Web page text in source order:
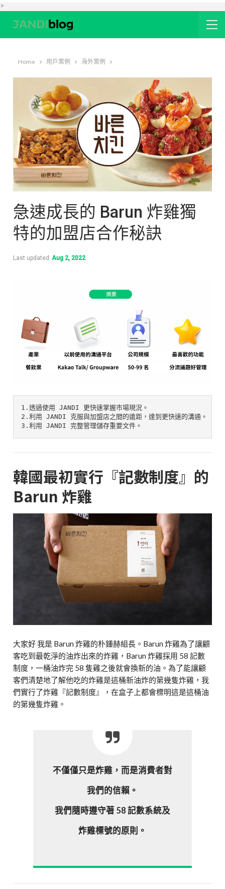
>
Home 用戶案例 海外案例
急速成長的 Barun 炸雞獨
特的加盟店合作秘訣
Last updated Aug 2, 2022
2.利用 JANDI 克服與加盟店之間的遠距，達到更快速的溝通。
3.利用 JANDI 完整管理儲存重要文件。
韓國最初實行『記數制度』的
Barun 炸雞
大家好 我是 Barun 炸雞的朴鍾赫組長。Barun 炸雞為了讓顧
客吃到最乾淨的油炸出來的炸雞，Barun 炸雞採用 58 記數
制度，一桶油炸完 58 隻雞之後就會換新的油。為了能讓顧
客們清楚地了解他吃的炸雞是這桶新油炸的第幾隻炸雞，我
們實行了炸雞『記數制度』，在盒子上都會標明這是這桶油
的第幾隻炸雞。
不僅僅只是炸雞，而是消費者對
我們的信賴。
我們隨時遵守著 58 記數系統及
炸雞標號的原則。